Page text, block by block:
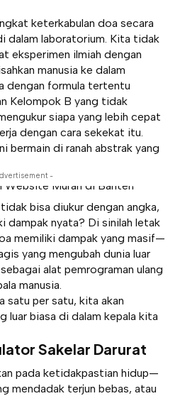
keterkabulan doa secara
dalam laboratorium. Kita tidak
eksperimen ilmiah dengan
manusia ke dalam
dengan formula tertentu
Kelompok B yang tidak
siapa yang lebih cepat
dengan cara sekekat itu.
bermain di ranah abstrak yang
-
bisa diukur dengan angka,
dampak nyata? Di sinilah letak
memiliki dampak yang masif—
yang mengubah dunia luar
alat pemrograman ulang
manusia.
satu per satu, kita akan
luar biasa di dalam kepala kita
Sakelar Darurat
pada ketidakpastian hidup—
mendadak terjun bebas, atau